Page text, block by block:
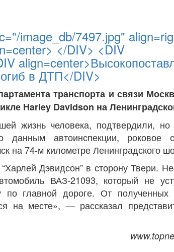
image_db/7497.jpg"
</DIV> <DIV
в ДТП</DIV>
транспорта и связи
Harley Davidson на
жизнь человека, подтвердили, но
данным автоинспекции, роковое
на 74-м километре Ленинградского
Дэвидсон” в сторону Твери.
ВАЗ-21093, который не
по главной дороге. От полученных
на месте», — рассказал